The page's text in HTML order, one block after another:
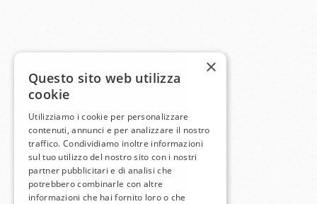
×
Questo sito web utilizza
cookie
Utilizziamo i cookie per personalizzare
contenuti, annunci e per analizzare il nostro
traffico. Condividiamo inoltre informazioni
sul tuo utilizzo del nostro sito con i nostri
partner pubblicitari e di analisi che
potrebbero combinarle con altre
informazioni che hai fornito loro o che